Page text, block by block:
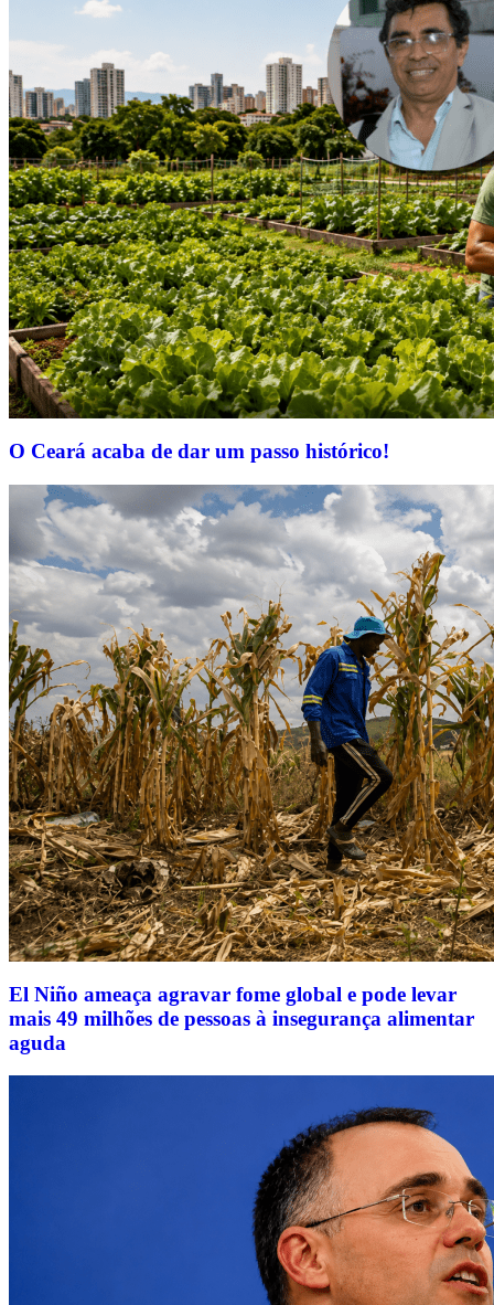
O Ceará acaba de dar um passo histórico!
El Niño ameaça agravar fome global e pode levar
mais 49 milhões de pessoas à insegurança alimentar
aguda